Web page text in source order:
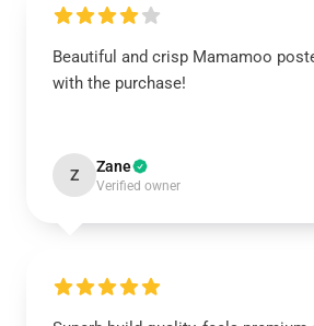
Beautiful and crisp Mamamoo
with the purchase!
Z Zane
Verified owner